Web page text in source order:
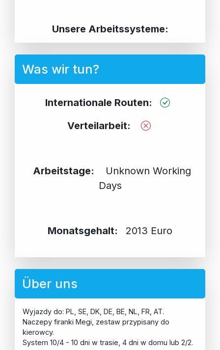
Unsere Arbeitssysteme:
Was wir tun?
Internationale Routen:
Verteilarbeit:
Arbeitstage:
Unknown Working
Days
Monatsgehalt: 2013 Euro
Über uns
Wyjazdy do: PL, SE, DK, DE, BE, NL, FR, AT.
Naczepy firanki Megi, zestaw przypisany do
kierowcy.
System 10/4 - 10 dni w trasie, 4 dni w domu lub 2/2.